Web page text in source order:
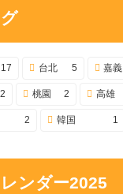
17 台北 5 嘉義
2 桃園 2 高雄
2 韓国 1
ンダー2025